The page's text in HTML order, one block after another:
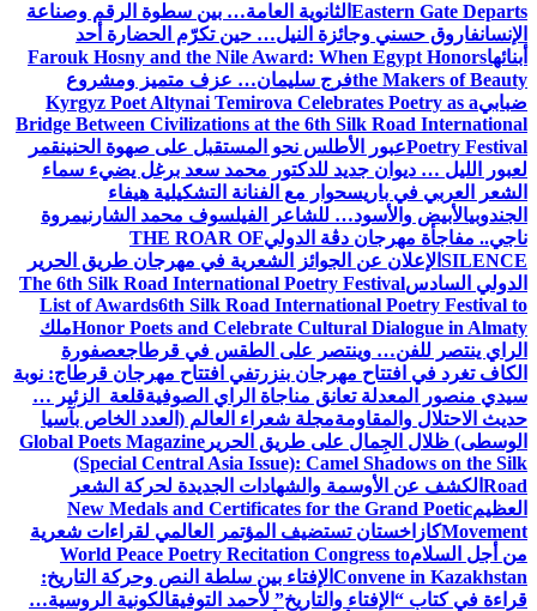
Eastern Gate Departs الثانوية العامة… بين سطوة الرقم وصناعة
الإنسانفاروق حسني وجائزة النيل… حين تكرّم الحضارة أحد
أبنائهاFarouk Hosny and the Nile Award: When Egypt Honors
the Makers of Beautyفرج سليمان… عزف متميز ومشروع
ضبابيKyrgyz Poet Altynai Temirova Celebrates Poetry as a
Bridge Between Civilizations at the 6th Silk Road International
Poetry Festivalعبور الأطلس نحو المستقبل على صهوة الحنينقمر
لعبور الليل … ديوان جديد للدكتور محمد سعد برغل يضيء سماء
الشعر العربي في باريسحوار مع الفنانة التشكيلية هيفاء
الجندوبيالأبيض والأسود… للشاعر الفيلسوف محمد الشارنيمروة
ناجي.. مفاجأة مهرجان دڨة الدوليTHE ROAR OF
SILENCE الإعلان عن الجوائز الشعرية في مهرجان طريق الحرير
الدولي السادسThe 6th Silk Road International Poetry Festival
List of Awards6th Silk Road International Poetry Festival to
Honor Poets and Celebrate Cultural Dialogue in Almatyملك
الراي ينتصر للفن… وينتصر على الطقس في قرطاجعصفورة
الكاف تغرد في افتتاح مهرجان بنزرتفي افتتاح مهرجان قرطاج: نوبة
سيدي منصور المعدلة تعانق مناجاة الراي الصوفيةقلعة الزئير …
حديث الاحتلال والمقاومةمجلة شعراء العالم (العدد الخاص بآسيا
الوسطى) ظلال الجِمال على طريق الحرير Global Poets Magazine
(Special Central Asia Issue): Camel Shadows on the Silk
Road الكشف عن الأوسمة والشهادات الجديدة لحركة الشعر
العظيمNew Medals and Certificates for the Grand Poetic
Movementكازاخستان تستضيف المؤتمر العالمي لقراءات شعرية
من أجل السلامWorld Peace Poetry Recitation Congress to
Convene in Kazakhstan الإفتاء بين سلطة النص وحركة التاريخ:
قراءة في كتاب “الإفتاء والتاريخ” لأحمد التوفيقالكونية الروسية…